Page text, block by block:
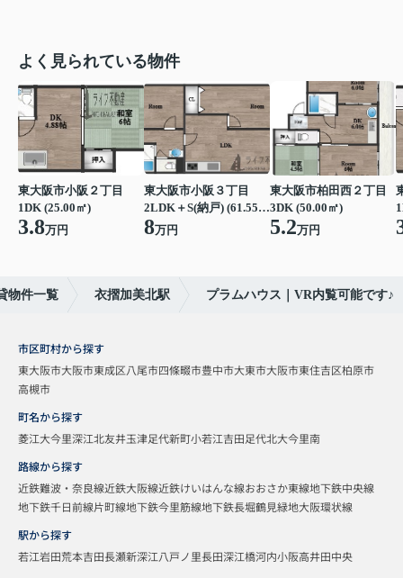
よく見られている物件
東大阪市小阪２丁目
1DK (25.00㎡)
3.8万円
東大阪市小阪３丁目
2LDK＋S(納戸) (61.55㎡)
8万円
東大阪市柏田西２丁目
3DK (50.00㎡)
5.2万円
物件一覧 衣摺加美北駅 プラムハウス｜VR内覧可能です♪
市区町村から探す
東大阪市大阪市東成区八尾市四條畷市豊中市大東市大阪市東住吉区柏原市
高槻市
町名から探す
菱江大今里深江北友井玉津足代新町小若江吉田足代北大今里南
路線から探す
近鉄難波・奈良線近鉄大阪線近鉄けいはんな線おおさか東線地下鉄中央線
地下鉄千日前線片町線地下鉄今里筋線地下鉄長堀鶴見緑地大阪環状線
駅から探す
若江岩田荒本吉田長瀬新深江八戸ノ里長田深江橋河内小阪高井田中央